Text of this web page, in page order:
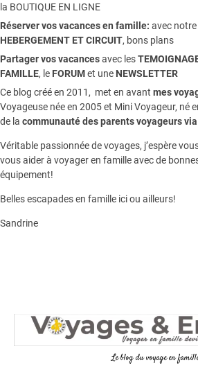
la BOUTIQUE EN LIGNE
Réserver vos vacances en famille: avec notre
HEBERGEMENT ET CIRCUIT, bons plans
Partager vos vacancesavec les
FAMILLE, le FORUMet une NEWSLETTER
Ce blog créé en 2011, met en avant mes
Voyageuse née en 2005 et Mini Voyageur, né
de la communauté des parents voyageurs
Véritable passionnée de voyages, j’espère
vous aider à voyager en famille avec de
équipement!
Belles escapades en famille ici ou ailleurs!
Sandrine
Le blog du voyage en